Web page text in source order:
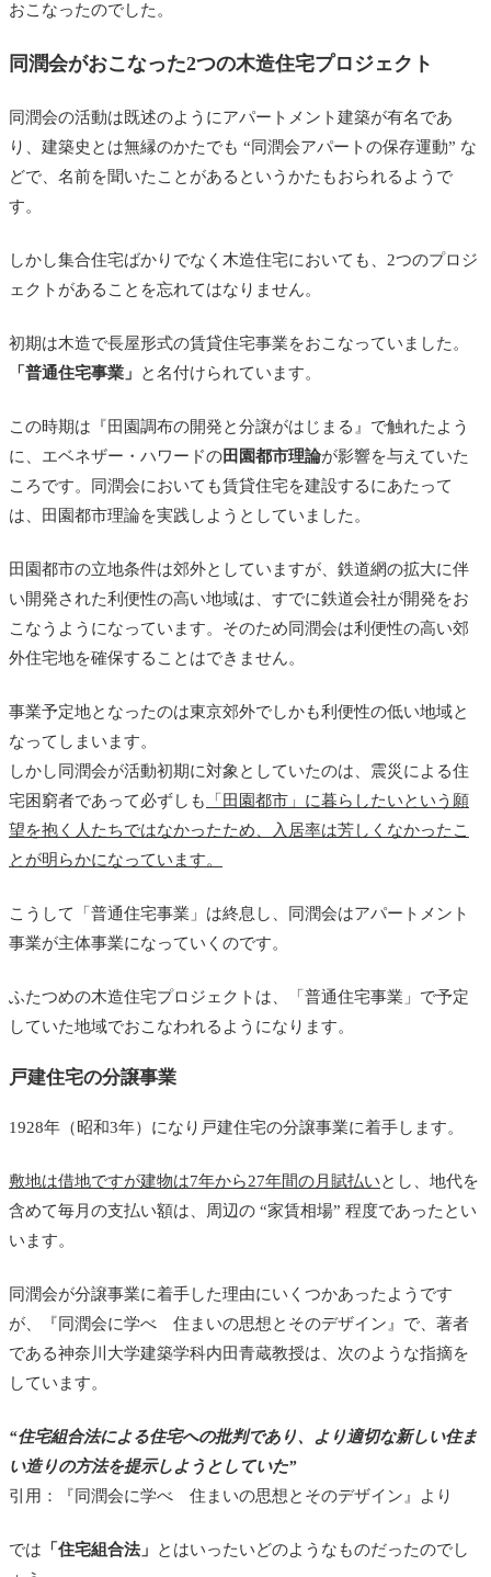
おこなったのでした。
同潤会がおこなった2つの木造住宅プロジェクト
同潤会の活動は既述のようにアパートメント建築が有名であ
り、建築史とは無縁のかたでも “同潤会アパートの保存運動” な
どで、名前を聞いたことがあるというかたもおられるようで
す。
しかし集合住宅ばかりでなく木造住宅においても、2つのプロジ
ェクトがあることを忘れてはなりません。
初期は木造で長屋形式の賃貸住宅事業をおこなっていました。
「普通住宅事業」
と名付けられています。
この時期は『田園調布の開発と分譲がはじまる』で触れたよう
に、エベネザー・ハワードの田園都市理論が影響を与えていた
ころです。同潤会においても賃貸住宅を建設するにあたって
は、田園都市理論を実践しようとしていました。
田園都市の立地条件は郊外としていますが、鉄道網の拡大に伴
い開発された利便性の高い地域は、すでに鉄道会社が開発をお
こなうようになっています。そのため同潤会は利便性の高い郊
外住宅地を確保することはできません。
事業予定地となったのは東京郊外でしかも利便性の低い地域と
なってしまいます。
しかし同潤会が活動初期に対象としていたのは、震災による住
宅困窮者であって必ずしも
「田園都市」に暮らしたいという願
望を抱く人たちではなかったため、入居率は芳しくなかったこ
とが明らかになっています。
こうして「普通住宅事業」は終息し、同潤会はアパートメント
事業が主体事業になっていくのです。
ふたつめの木造住宅プロジェクトは、「普通住宅事業」で予定
していた地域でおこなわれるようになります。
戸建住宅の分譲事業
1928年（昭和3年）になり戸建住宅の分譲事業に着手します。
敷地は借地ですが建物は7年から27年間の月賦払いとし、地代を
含めて毎月の支払い額は、周辺の “家賃相場” 程度であったとい
います。
同潤会が分譲事業に着手した理由にいくつかあったようです
が、『同潤会に学べ 住まいの思想とそのデザイン』で、著者
である神奈川大学建築学科内田青蔵教授は、次のような指摘を
しています。
“住宅組合法による住宅への批判であり、より適切な新しい住ま
い造りの方法を提示しようとしていた”
引用：『同潤会に学べ 住まいの思想とそのデザイン』より
では 「住宅組合法」
とはいったいどのようなものだったのでし